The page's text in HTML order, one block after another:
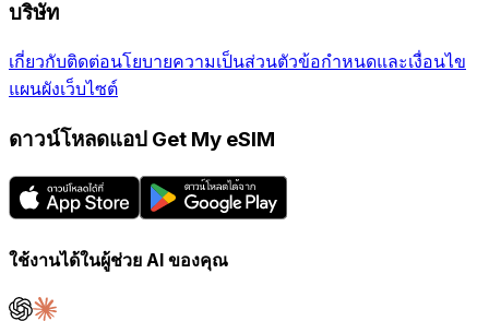
บริษัท
เกี่ยวกับติดต่อนโยบายความเป็นส่วนตัวข้อกำหนดและเงื่อนไข
แผนผังเว็บไซต์
ดาวน์โหลดแอป Get My eSIM
ใช้งานได้ในผู้ช่วย AI ของคุณ